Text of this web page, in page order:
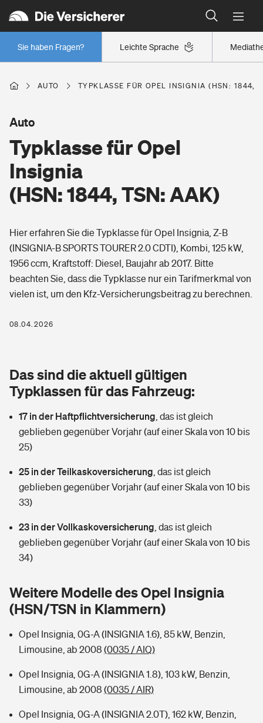
Leichte Sprache
Sie haben Fragen?
Wer versichert was: Jetzt Versicherer finden
Regionalklassen: So ist Ihre Region eingestuft
Wer versichert was: Jetzt Versicherer finden
Berufsunfähigkeitsversicherung
Erwerbsunfähigkeitsversicherung
Arbeitsrechtsschutz
Berufshaftpflichtversicherung
Rentenrechner: Wie viel Geld bekomme ich im Alter?
Wer versichert was: Jetzt Versicherer finden
Sie haben Fragen?
Wohnen
Wohngebäudeversicherung
Hausratversicherung
Elementarversicherung
Photovoltaik
Wärmepumpen versichern
Vermieterrrechtsschutz
Mietkautionsversicherung
Restkreditversicherung
Zur Übersicht
Hochwasser-Check: Wie gefährdet ist Ihr Haus?
Wer versichert was: Jetzt Versicherer finden
Sie haben Fragen?
Pri­vate Haft­pflicht­
Rechts­schutz­ver­si­che­rung
Kinderunfall­ver­si­che­rung
Reiseversicherung
Handyversicherung
Private Cyberversicherung
Musikinstrumentenversicherung
Zur Übersicht
Gesundheit
Private Krankenversicherung
Tierkrankenversicherung
Zur Übersicht
Wer versichert was: Jetzt Versicherer finden
Sie haben Fragen?
Rentenrechner: Wie viel Geld bekomme ich im Alter?
AUTO TYPKLASSE FÜR OPEL INSIGNIA (HSN: 1844,
Typklasse für Opel
Insignia
(HSN: 1844, TSN: AAK)
Auto
Hier erfahren Sie die Typklasse für Opel Insignia, Z-B
(INSIGNIA-B SPORTS TOURER 2.0 CDTI), Kombi, 125 kW,
1956 ccm, Kraftstoff: Diesel, Baujahr ab 2017. Bitte
beachten Sie, dass die Typklasse nur ein Tarifmerkmal von
vielen ist, um den Kfz-Versicherungsbeitrag zu berechnen.
08.04.2026
Das sind die aktuell gültigen
Typklassen für das Fahrzeug:
17 in der Haftpflichtversicherung das ist gleich
geblieben gegenüber Vorjahr (auf einer Skala von 10 bis
25)
25 in der Teilkaskoversicherung das ist gleich
geblieben gegenüber Vorjahr (auf einer Skala von 10 bis
33)
23 in der Vollkaskoversicherung das ist gleich
geblieben gegenüber Vorjahr (auf einer Skala von 10 bis
34)
Weitere Modelle des Opel Insignia
(HSN/TSN in Klammern)
Opel Insignia, 0G-A (INSIGNIA 1.6), 85 kW, Benzin,
Limousine, ab 2008 (0035 / AIQ)
Opel Insignia, 0G-A (INSIGNIA 1.8), 103 kW, Benzin,
Limousine, ab 2008 (0035 / AIR)
Opel Insignia, 0G-A (INSIGNIA 2.0T), 162 kW, Benzin,